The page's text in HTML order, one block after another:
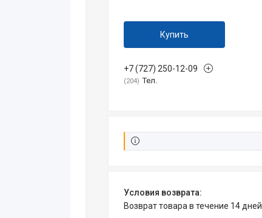
Купить
+7 (727) 250-12-09
204 Тел.
возврат товара в течение 14 дней